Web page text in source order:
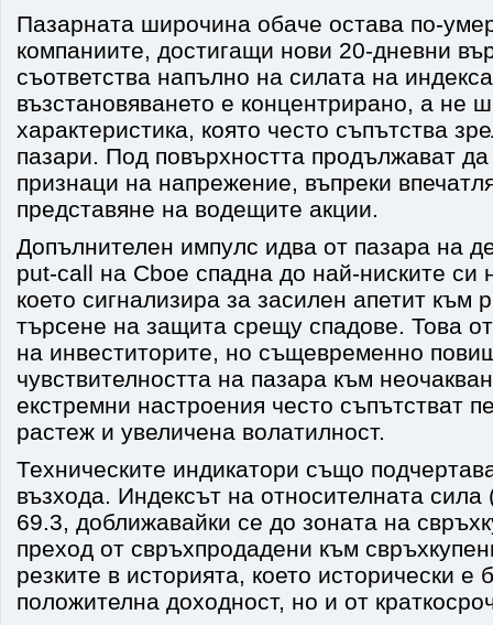
Пазарната широчина обаче остава по-
компаниите, достигащи нови 20-дневни
съответства напълно на силата на
възстановяването е концентрирано, а не
характеристика, която често съпътства
пазари. Под повърхността продължават
признаци на напрежение, въпреки
представяне на водещите акции.
Допълнителен импулс идва от пазара на
put-call на Cboe спадна до най-ниските си
което сигнализира за засилен апетит към
търсене на защита срещу спадове. Това
на инвеститорите, но същевременно
чувствителността на пазара към
екстремни настроения често съпътстват
растеж и увеличена волатилност.
Техническите индикатори също
възхода. Индексът на относителната сила
69.3, доближавайки се до зоната на
преход от свръхпродадени към
резките в историята, което исторически е
положителна доходност, но и от